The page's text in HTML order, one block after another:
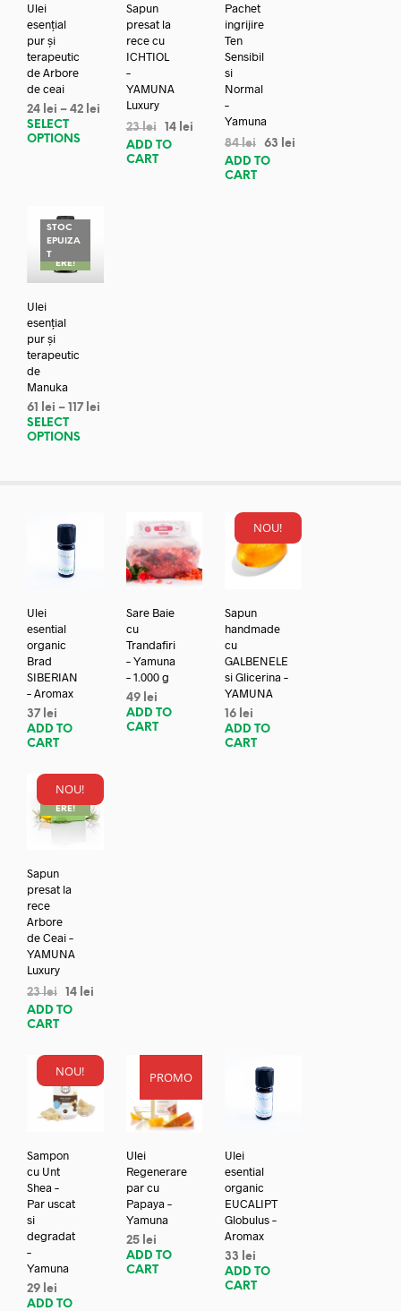
Ulei
esențial
pur și
terapeutic
de Arbore
de ceai
24 lei – 42 lei
SELECT
OPTIONS
Sapun
presat la
rece cu
ICHTIOL
–
YAMUNA
Luxury
23lei 14 lei
ADD TO
CART
Pachet
ingrijire
Ten
Sensibil
si
Normal
–
Yamuna
84lei 63
lei
ADD TO
CART
STOC
EPUIZA
TREDUC
ERE!
Ulei
esențial
pur și
terapeutic
de
Manuka
61 lei – 117 lei
SELECT
OPTIONS
Ulei
esential
organic
Brad
SIBERIAN
– Aromax
37 lei
ADD TO
CART
Sare Baie
cu
Trandafiri
– Yamuna
– 1.000 g
49 lei
ADD TO
CART
NOU!
Sapun
handmade
cu
GALBENELE
si Glicerina –
YAMUNA
16 lei
ADD TO
CART
NOU!
REDUC
ERE!
Sapun
presat la
rece
Arbore
de Ceai –
YAMUNA
Luxury
23lei 14 lei
ADD TO
CART
NOU!
Sampon
cu Unt
Shea –
Par uscat
si
degradat
–
Yamuna
29 lei
ADD TO
PROMO
Ulei
Regenerare
par cu
Papaya –
Yamuna
25 lei
ADD TO
CART
Ulei
esential
organic
EUCALIPT
Globulus –
Aromax
33
lei
ADD TO
CART